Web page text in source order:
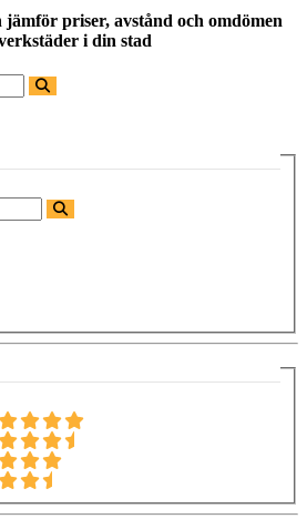
priser, avstånd och omdömen
i din stad